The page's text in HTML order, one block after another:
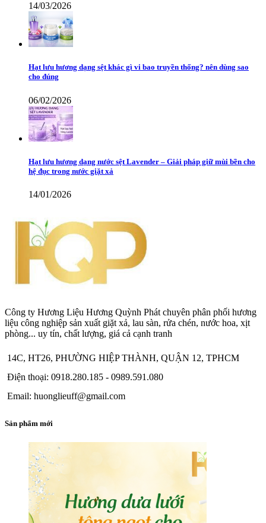
14/03/2026
Hạt lưu hương dạng sệt khác gì vi bao truyền thống? nên dùng sao
cho đúng
06/02/2026
Hạt lưu hương dạng nước sệt Lavender – Giải pháp giữ mùi bền cho
hệ đục trong nước giặt xả
14/01/2026
Công ty Hương Liệu Hương Quỳnh Phát chuyên phân phối hương
liệu công nghiệp sản xuất giặt xả, lau sàn, rửa chén, nước hoa, xịt
phòng... uy tín, chất lượng, giá cả cạnh tranh
14C, HT26, PHƯỜNG HIỆP THÀNH, QUẬN 12, TPHCM
Điện thoại: 0918.280.185 - 0989.591.080
Email: huonglieuff@gmail.com
Sản phẩm mới